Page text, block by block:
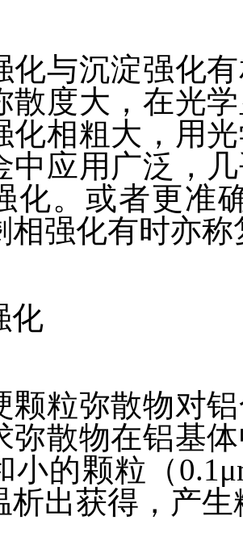
化与沉淀强化
散度大，在光
化相粗大，用
中应用广泛，
化。或者更准
相强化有时亦
化
颗粒弥散物对
弥散物在铝基
小的颗粒（
析出获得，产